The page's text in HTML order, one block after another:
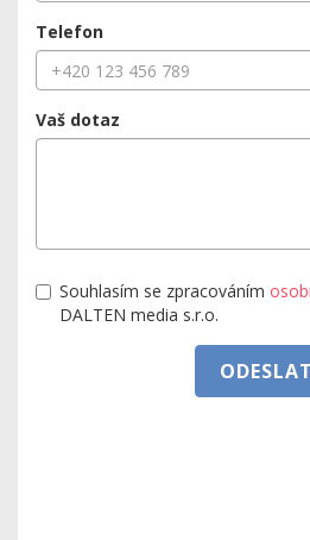
Telefon
Vaš dotaz
Souhlasím se zpracováním
DALTEN media s.r.o.
ODESLAT